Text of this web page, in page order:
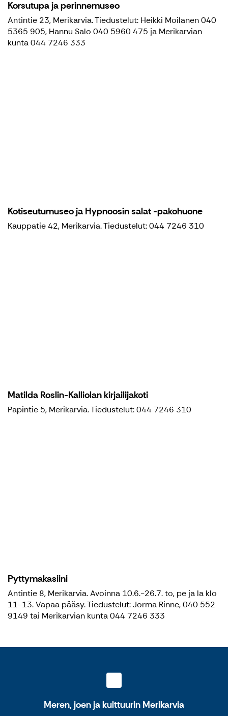
Korsutupa ja perinnemuseo
Antintie 23, Merikarvia. Tiedustelut: Heikki Moilanen 040
5365 905, Hannu Salo 040 5960 475 ja Merikarvian
kunta 044 7246 333
Kotiseutumuseo ja Hypnoosin salat -pakohuone
Kauppatie 42, Merikarvia. Tiedustelut: 044 7246 310
Matilda Roslin-Kalliolan kirjailijakoti
Papintie 5, Merikarvia. Tiedustelut: 044 7246 310
Pyttymakasiini
Antintie 8, Merikarvia. Avoinna 10.6.-26.7. to, pe ja la klo
11-13. Vapaa pääsy. Tiedustelut: Jorma Rinne, 040 552
9149 tai Merikarvian kunta 044 7246 333
Meren, joen ja kulttuurin Merikarvia